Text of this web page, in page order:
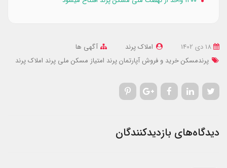
املاک پرند
آگهی ها
پرندمسکنخرید و فروش آپارتمان پرند امتیاز مسکن ملی پرند املاک پرند
دیدگاه‌های بازدیدکنندگان